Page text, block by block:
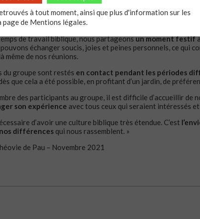
réunit une fois par mois,sans planning prédéfini
. Les
les agendas bien remplis de tout le monde ! Nous nous
de travail biblique, nous partageonsun moment festif
échanger soucis, joies et peines personnels, ce qui
même de nos réunions.
du groupe sont restés en contact pendant les périodes
que cela a été possible, en profitant d’un jardin, de
des participants au groupe, il est difficile d’accueillir de
son expérience avec tous ceux qui seraient intéressés
d’avoir une culture biblique très étendue. C’est
différences qui nous rassemblent. »
de Pau – Novembre 2021
à tout moment, ainsi que plus d'information sur les
page de Mentions légales.